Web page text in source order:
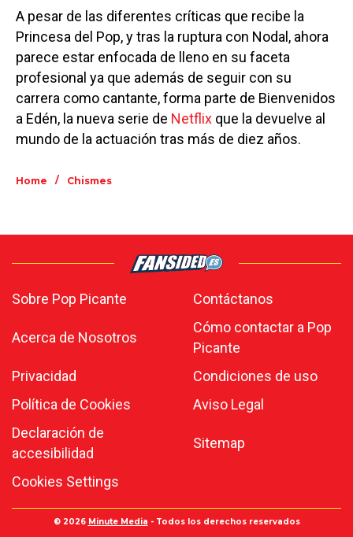
A pesar de las diferentes críticas que recibe la
Princesa del Pop, y tras la ruptura con Nodal, ahora
parece estar enfocada de lleno en su faceta
profesional ya que además de seguir con su
carrera como cantante, forma parte de Bienvenidos
a Edén, la nueva serie de Netflix que la devuelve al
mundo de la actuación tras más de diez años.
Home / Chismes
Sobre Pop Picante Contáctanos
Acerca de Nosotros
Cómo contactar a Pop
Picante
Privacidad
Condiciones de uso
Política de Cookies
Aviso Legal
Declaración de
accesibilidad
Sitemap
Cookies Settings
© 2026 Minute Media - Todos los derechos reservados